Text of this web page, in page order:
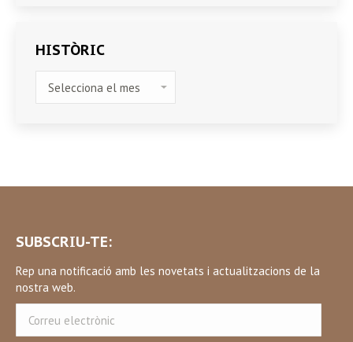
HISTÒRIC
SUBSCRIU-TE:
Rep una notificació amb les novetats i actualitzacions de la
nostra web.
electrònic